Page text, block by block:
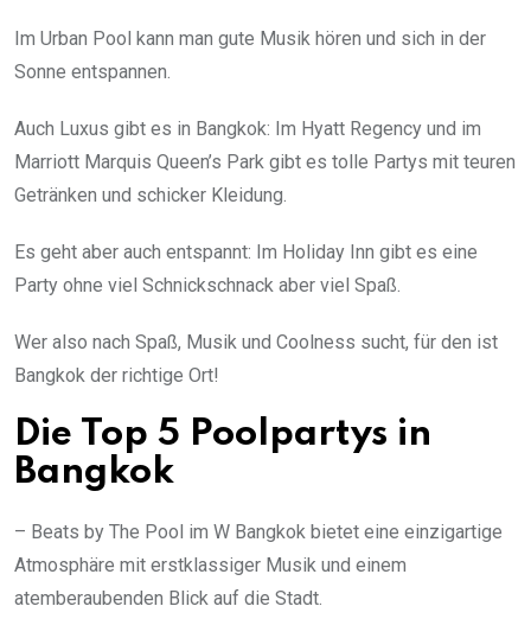
Im Urban Pool kann man gute Musik hören und sich in der
Sonne entspannen.
Auch Luxus gibt es in Bangkok: Im Hyatt Regency und im
Marriott Marquis Queen’s Park gibt es tolle Partys mit teuren
Getränken und schicker Kleidung.
Es geht aber auch entspannt: Im Holiday Inn gibt es eine
Party ohne viel Schnickschnack aber viel Spaß.
Wer also nach Spaß, Musik und Coolness sucht, für den ist
Bangkok der richtige Ort!
Die Top 5 Poolpartys in
Bangkok
– Beats by The Pool im W Bangkok bietet eine einzigartige
Atmosphäre mit erstklassiger Musik und einem
atemberaubenden Blick auf die Stadt.